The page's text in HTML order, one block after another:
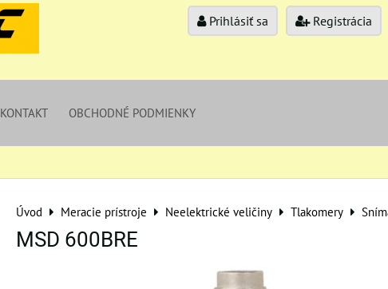
Prihlásiť sa Registrácia
KONTAKT OBCHODNÉ PODMIENKY
Úvod Meracie prístroje Neelektrické veličiny Tlakomery
MSD 600BRE